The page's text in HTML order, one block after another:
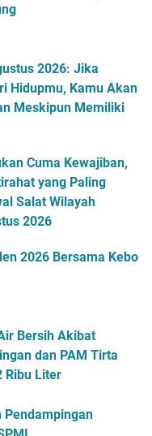
2026: Jika
Hidupmu, Kamu Akan
Meskipun Memiliki
Cuma Kewajiban,
yang Paling
Salat Wilayah
2026
2026 Bersama Kebo
Bersih Akibat
dan PAM Tirta
Ribu Liter
Pendampingan